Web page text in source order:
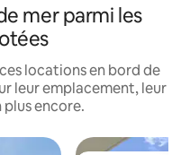
mer parmi les
locations en bord de
leur emplacement, leur
encore.